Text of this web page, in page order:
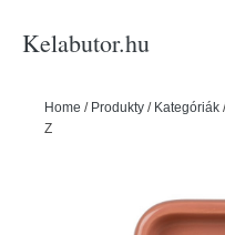
Kelabutor.hu
Home / Produkty / Kategóriák
Zuiver